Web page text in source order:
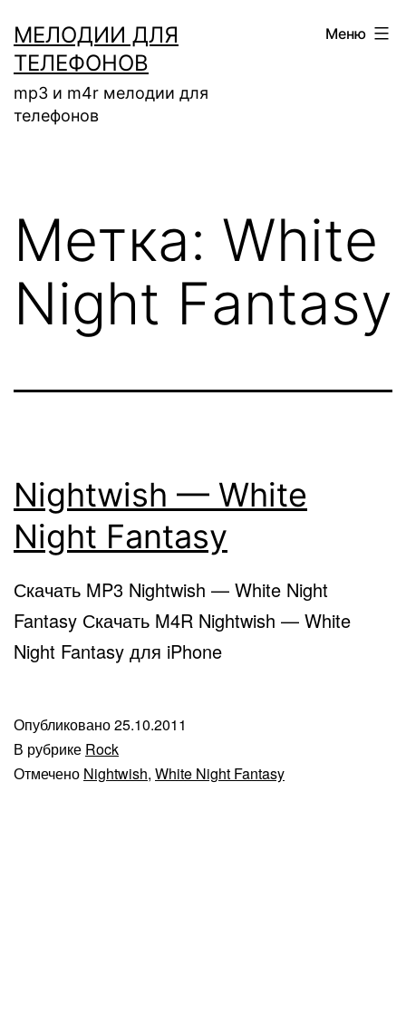
содержимому
МЕЛОДИИ ДЛЯ
ТЕЛЕФОНОВ
mp3 и m4r мелодии для
телефонов
Меню
Метка: White
Night Fantasy
Nightwish — White
Night Fantasy
Скачать MP3 Nightwish — White Night
Fantasy Скачать M4R Nightwish — White
Night Fantasy для iPhone
Опубликовано25.10.2011
В рубрике Rock
Отмечено Nightwish, White Night Fantasy